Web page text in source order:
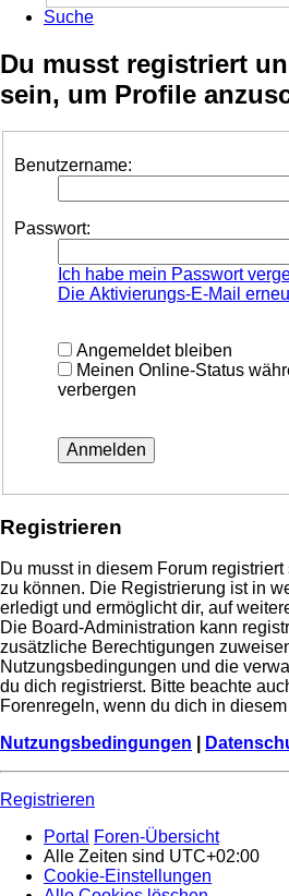
Suche
Du musst registriert
sein, um Profile
Benutzername:
Passwort:
Ich habe mein Passwort
Die Aktivierungs-E-Mail
Angemeldet bleiben
Meinen Online-Status
verbergen
Registrieren
Du musst in diesem Forum
zu können. Die Registrierung ist in
erledigt und ermöglicht dir, auf
Die Board-Administration kann
zusätzliche Berechtigungen
Nutzungsbedingungen und die
du dich registrierst. Bitte beachte
Forenregeln, wenn du dich in
Nutzungsbedingungen
Registrieren
Portal Foren-Übersicht
Alle Zeiten sind UTC+02:00
Cookie-Einstellungen